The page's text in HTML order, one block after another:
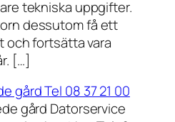
tekniska uppgifter.
dessutom få ett
fortsätta vara
[…]
gård Tel 08 37 21 00
gård Datorservice